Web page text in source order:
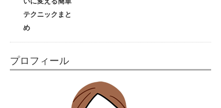
テクニックまと
め
プロフィール